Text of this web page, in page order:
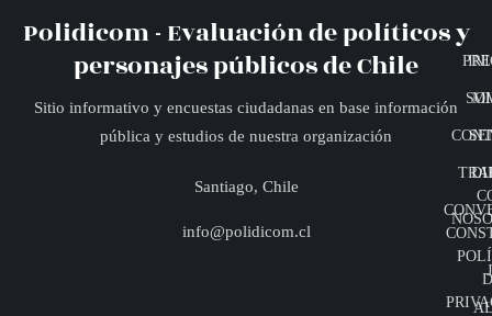
Polidicom - Evaluación de políticos y
personajes públicos de Chile
Sitio informativo y encuestas ciudadanas en base información
pública y estudios de nuestra organización
Santiago, Chile
info@polidicom.cl